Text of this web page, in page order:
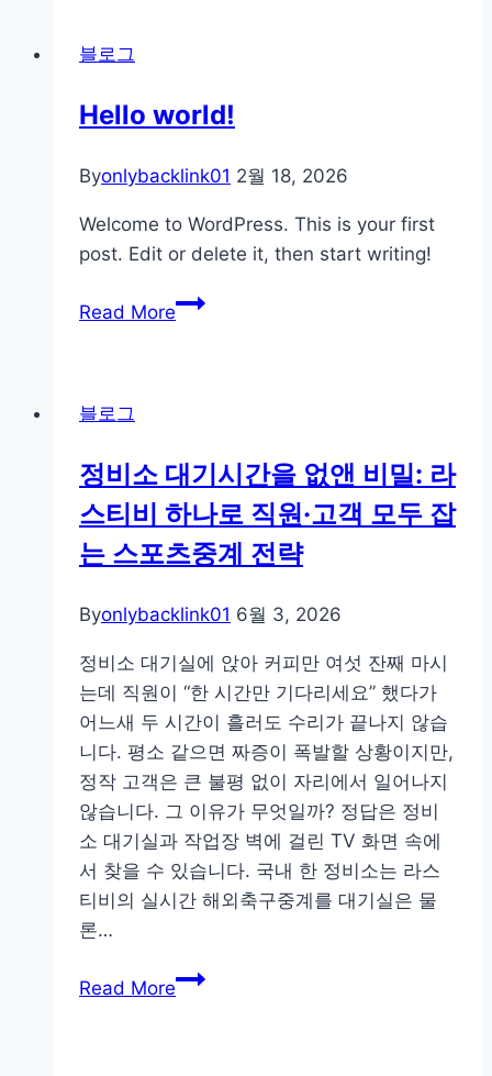
는
획
가
오
픈
타
쓰
고
받
은
AEO
진
단
결
과:
2026
년
AI
검
색
의
블로그
Hello world!
Byonlybacklink01 2월 18, 2026
Welcome to WordPress. This is your first
post. Edit or delete it, then start writing!
Read MoreHello
블로그
정비소 대기시간을 없앤 비밀: 라
스티비 하나로 직원·고객 모두 잡
는 스포츠중계 전략
Byonlybacklink01 6월 3, 2026
정비소 대기실에 앉아 커피만 여섯 잔째 마시
는데 직원이 “한 시간만 기다리세요” 했다가
어느새 두 시간이 흘러도 수리가 끝나지 않습
니다. 평소 같으면 짜증이 폭발할 상황이지만,
정작 고객은 큰 불평 없이 자리에서 일어나지
않습니다. 그 이유가 무엇일까? 정답은 정비
소 대기실과 작업장 벽에 걸린 TV 화면 속에
서 찾을 수 있습니다. 국내 한 정비소는 라스
티비의 실시간 해외축구중계를 대기실은 물
론…
Read More정